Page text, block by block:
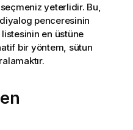
yeterlidir. Bu,
diyalog penceresinin
listesinin en üstüne
bir yöntem, sütun